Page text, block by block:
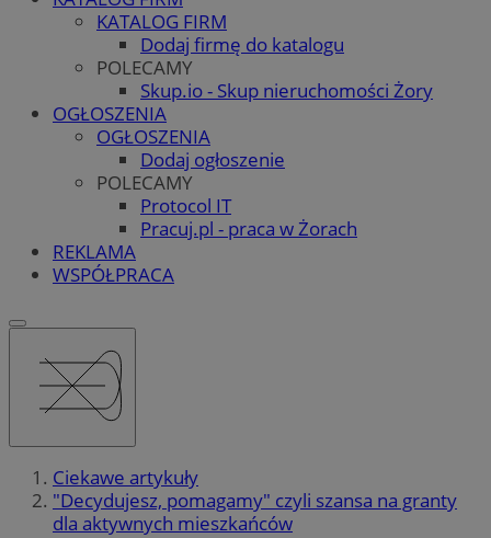
KATALOG FIRM
Dodaj firmę do katalogu
POLECAMY
Skup.io - Skup nieruchomości Żory
OGŁOSZENIA
OGŁOSZENIA
Dodaj ogłoszenie
POLECAMY
Protocol IT
Pracuj.pl - praca w Żorach
REKLAMA
WSPÓŁPRACA
Ciekawe artykuły
"Decydujesz, pomagamy" czyli szansa na granty
dla aktywnych mieszkańców